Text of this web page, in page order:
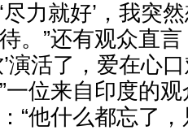
力就好’，我突
。”还有观众直
演活了，爱在心
一位来自印度的
“他什么都忘了